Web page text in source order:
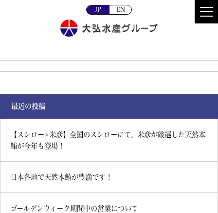
JP EN
最近の投稿
【スシロー×米彦】全国のスシローにて、米彦が厳選した天然本
鮪が今年も登場！
日本各地で天然本鮪が豊漁です！
ゴールデンウィーク期間中の営業について